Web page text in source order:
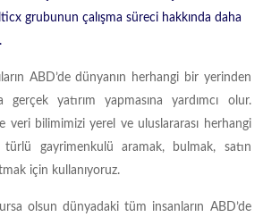
grubunun çalışma süreci hakkında daha
ABD’de dünyanın herhangi bir yerinden
yatırım yapmasına yardımcı olur.
veri bilimimizi yerel ve uluslararası herhangi
türlü gayrimenkulü aramak, bulmak, satın
için kullanıyoruz.
olsun dünyadaki tüm insanların ABD’de